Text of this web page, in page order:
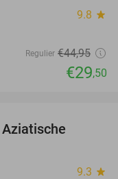
9.8 star
Regulier €44,95
€29,50
9.3 star